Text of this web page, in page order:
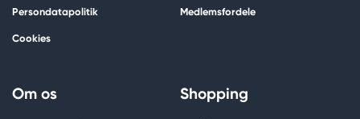
Persondatapolitik
Cookies
Medlemsfordele
Om os Shopping